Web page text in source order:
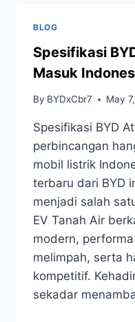
BLOG
Spesifikasi
Masuk
By BYDxCbr7 May
Spesifikasi BYD
perbincangan
mobil listrik
terbaru dari BYD
menjadi salah
EV Tanah Air
modern,
melimpah, serta
kompetitif.
sekadar